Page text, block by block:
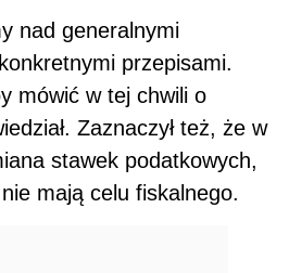
nad generalnymi
przepisami.
mówić w tej chwili o
Zaznaczył też, że w
stawek podatkowych,
mają celu fiskalnego.